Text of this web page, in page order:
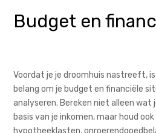
Budget en
Voordat je je droomhuis nastreeft,
belang om je budget en financiële
analyseren. Bereken niet alleen wat
basis van je inkomen, maar houd